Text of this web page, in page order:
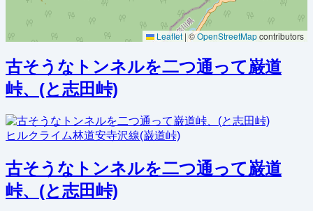
Leaflet | ©OpenStreetMapcontributors
古そうなトンネルを二つ通って巌道
峠、(と志田峠)
ヒルクライム林道安寺沢線(巌道峠)
古そうなトンネルを二つ通って巌道
峠、(と志田峠)